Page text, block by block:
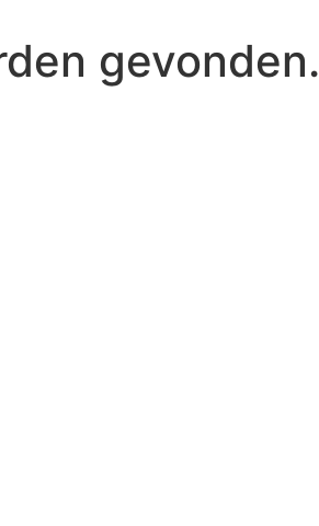
gevonden.